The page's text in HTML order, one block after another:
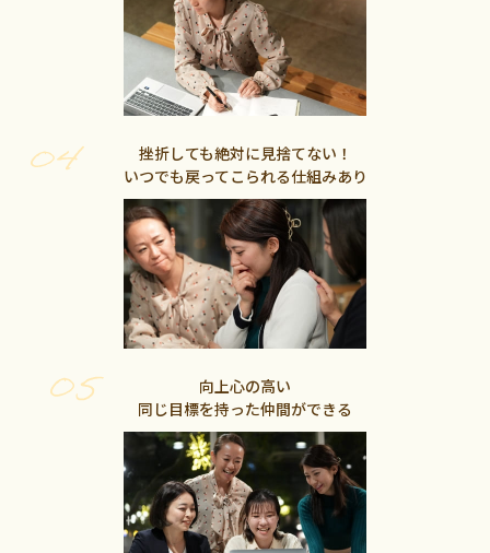
挫折しても絶対に見捨てない！
いつでも戻ってこられる仕組みあり
向上心の高い
同じ目標を持った仲間ができる